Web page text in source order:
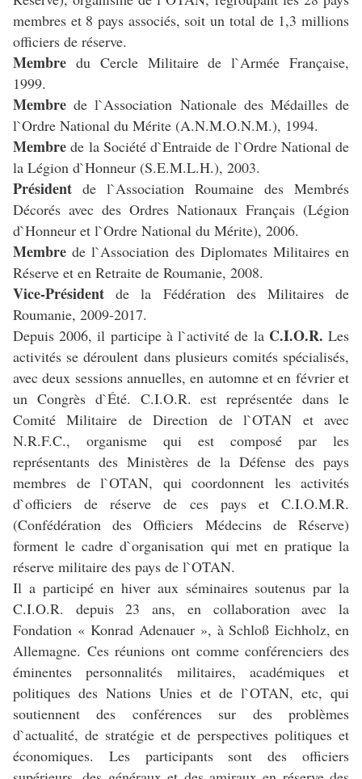
membres et 8 pays associés, soit un total de 1,3 millions
officiers de réserve.
Membre du Cercle Militaire de l`Armée Française,
1999.
Membrede l`Association Nationale des Médailles de
l`Ordre National du Mérite (A.N.M.O.N.M.), 1994.
Membrede la Société d`Entraide de l`Ordre National de
la Légion d`Honneur (S.E.M.L.H.), 2003.
Président de l`Association Roumaine des Membrés
Décorés avec des Ordres Nationaux Français (Légion
d`Honneur et l`Ordre National du Mérite), 2006.
Membrede l`Association des Diplomates Militaires en
Réserve et en Retraite de Roumanie, 2008.
Vice-Présidentde la Fédération des Militaires de
Roumanie, 2009-2017.
Depuis 2006, il participe à l`activité de la C.I.O.R. Les
activités se déroulent dans plusieurs comités spécialisés,
avec deux sessions annuelles, en automne et en février et
un Congrès d`Été. C.I.O.R. est représentée dans le
Comité Militaire de Direction de l`OTAN et avec
N.R.F.C., organisme qui est composé par les
représentants des Ministères de la Défense des pays
membres de l`OTAN, qui coordonnent les activités
d`officiers de réserve de ces pays et C.I.O.M.R.
(Confédération des Officiers Médecins de Réserve)
forment le cadre d`organisation qui met en pratique la
réserve militaire des pays de l`OTAN.
Il a participé en hiver aux séminaires soutenus par la
C.I.O.R. depuis 23 ans, en collaboration avec la
Fondation « Konrad Adenauer », à Schloß Eichholz, en
Allemagne. Ces réunions ont comme conférenciers des
éminentes personnalités militaires, académiques et
politiques des Nations Unies et de l`OTAN, etc, qui
soutiennent des conférences sur des problèmes
d`actualité, de stratégie et de perspectives politiques et
économiques. Les participants sont des officiers